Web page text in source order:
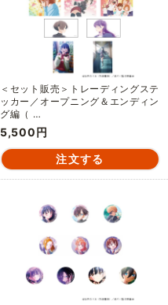
＜セット販売＞トレーディングステ
ッカー／オープニング＆エンディン
グ編（ …
5,500円